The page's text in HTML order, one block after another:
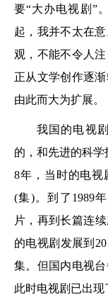
要“大办电视剧”
起，我并不太在
观，不能不令人
正从文学创作逐
由此而大为扩展。
我国的电视
的，和先进的科
8年，当时的电视
(集)。到了1989
片，再到长篇连
的电视剧发展到
集。但国内电视台
此时电视剧已出现